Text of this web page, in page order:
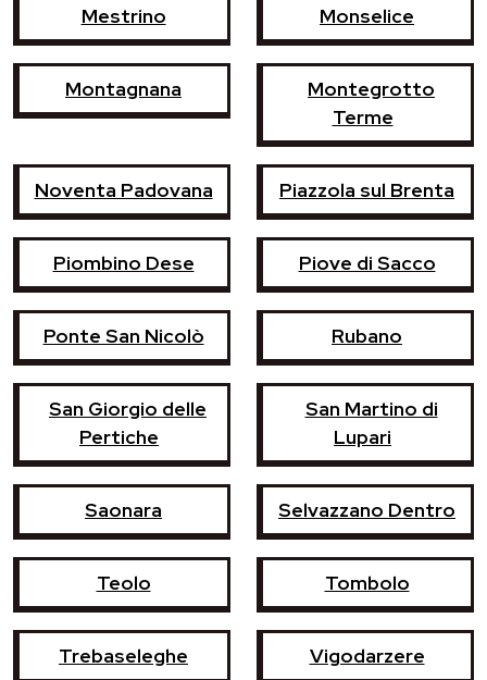
Mestrino Monselice
Montagnana
Montegrotto
Terme
Noventa Padovana Piazzola sul Brenta
Piombino Dese Piove di Sacco
Ponte San Nicolò Rubano
San Giorgio delle
Pertiche
San Martino di
Lupari
Saonara Selvazzano Dentro
Teolo Tombolo
Trebaseleghe Vigodarzere